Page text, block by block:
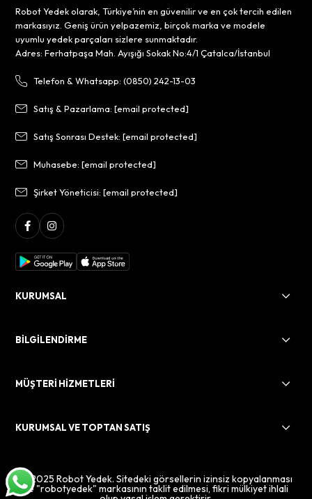
Robot Yedek olarak, Türkiye’nin en güvenilir ve en çok tercih edilen
markasıyız. Geniş ürün yelpazemiz, birçok marka ve modele
uyumlu yedek parçaları sizlere sunmaktadır.
Adres: Ferhatpaşa Mah. Ayışığı Sokak No:4/1 Çatalca/İstanbul
Telefon & Whatsapp: (0850) 242-13-03
Satış & Pazarlama:[email protected]
Satış Sonrası Destek:[email protected]
Muhasebe:[email protected]
Şirket Yöneticisi:[email protected]
KURUMSAL
BİLGİLENDİRME
MÜŞTERİ HİZMETLERİ
KURUMSAL VE TOPTAN SATIŞ
© 2025 Robot Yedek. Sitedeki görsellerin izinsiz kopyalanması
ve "robotyedek" markasının taklit edilmesi, fikri mülkiyet ihlali